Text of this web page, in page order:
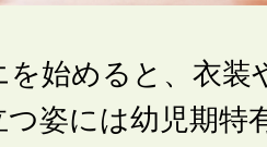
始めると、衣装
つ姿には幼児期特